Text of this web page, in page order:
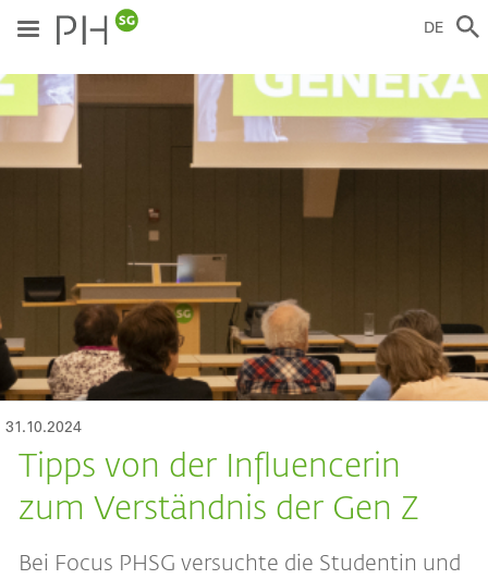
zum
Inhalt
DE
31.10.2024
Tipps von der Influencerin
zum Verständnis der Gen Z
Bei Focus PHSG versuchte die Studentin und